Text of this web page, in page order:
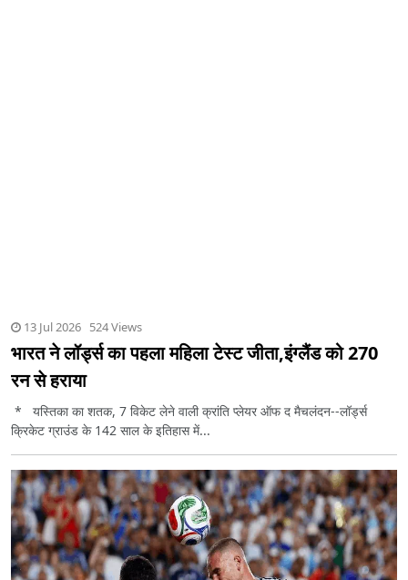
13 Jul 2026 524 Views
भारत ने लॉर्ड्स का पहला महिला टेस्ट जीता,इंग्लैंड को 270
रन से हराया
* यस्तिका का शतक, 7 विकेट लेने वाली क्रांति प्लेयर ऑफ द मैचलंदन--लॉर्ड्स
क्रिकेट ग्राउंड के 142 साल के इतिहास में...